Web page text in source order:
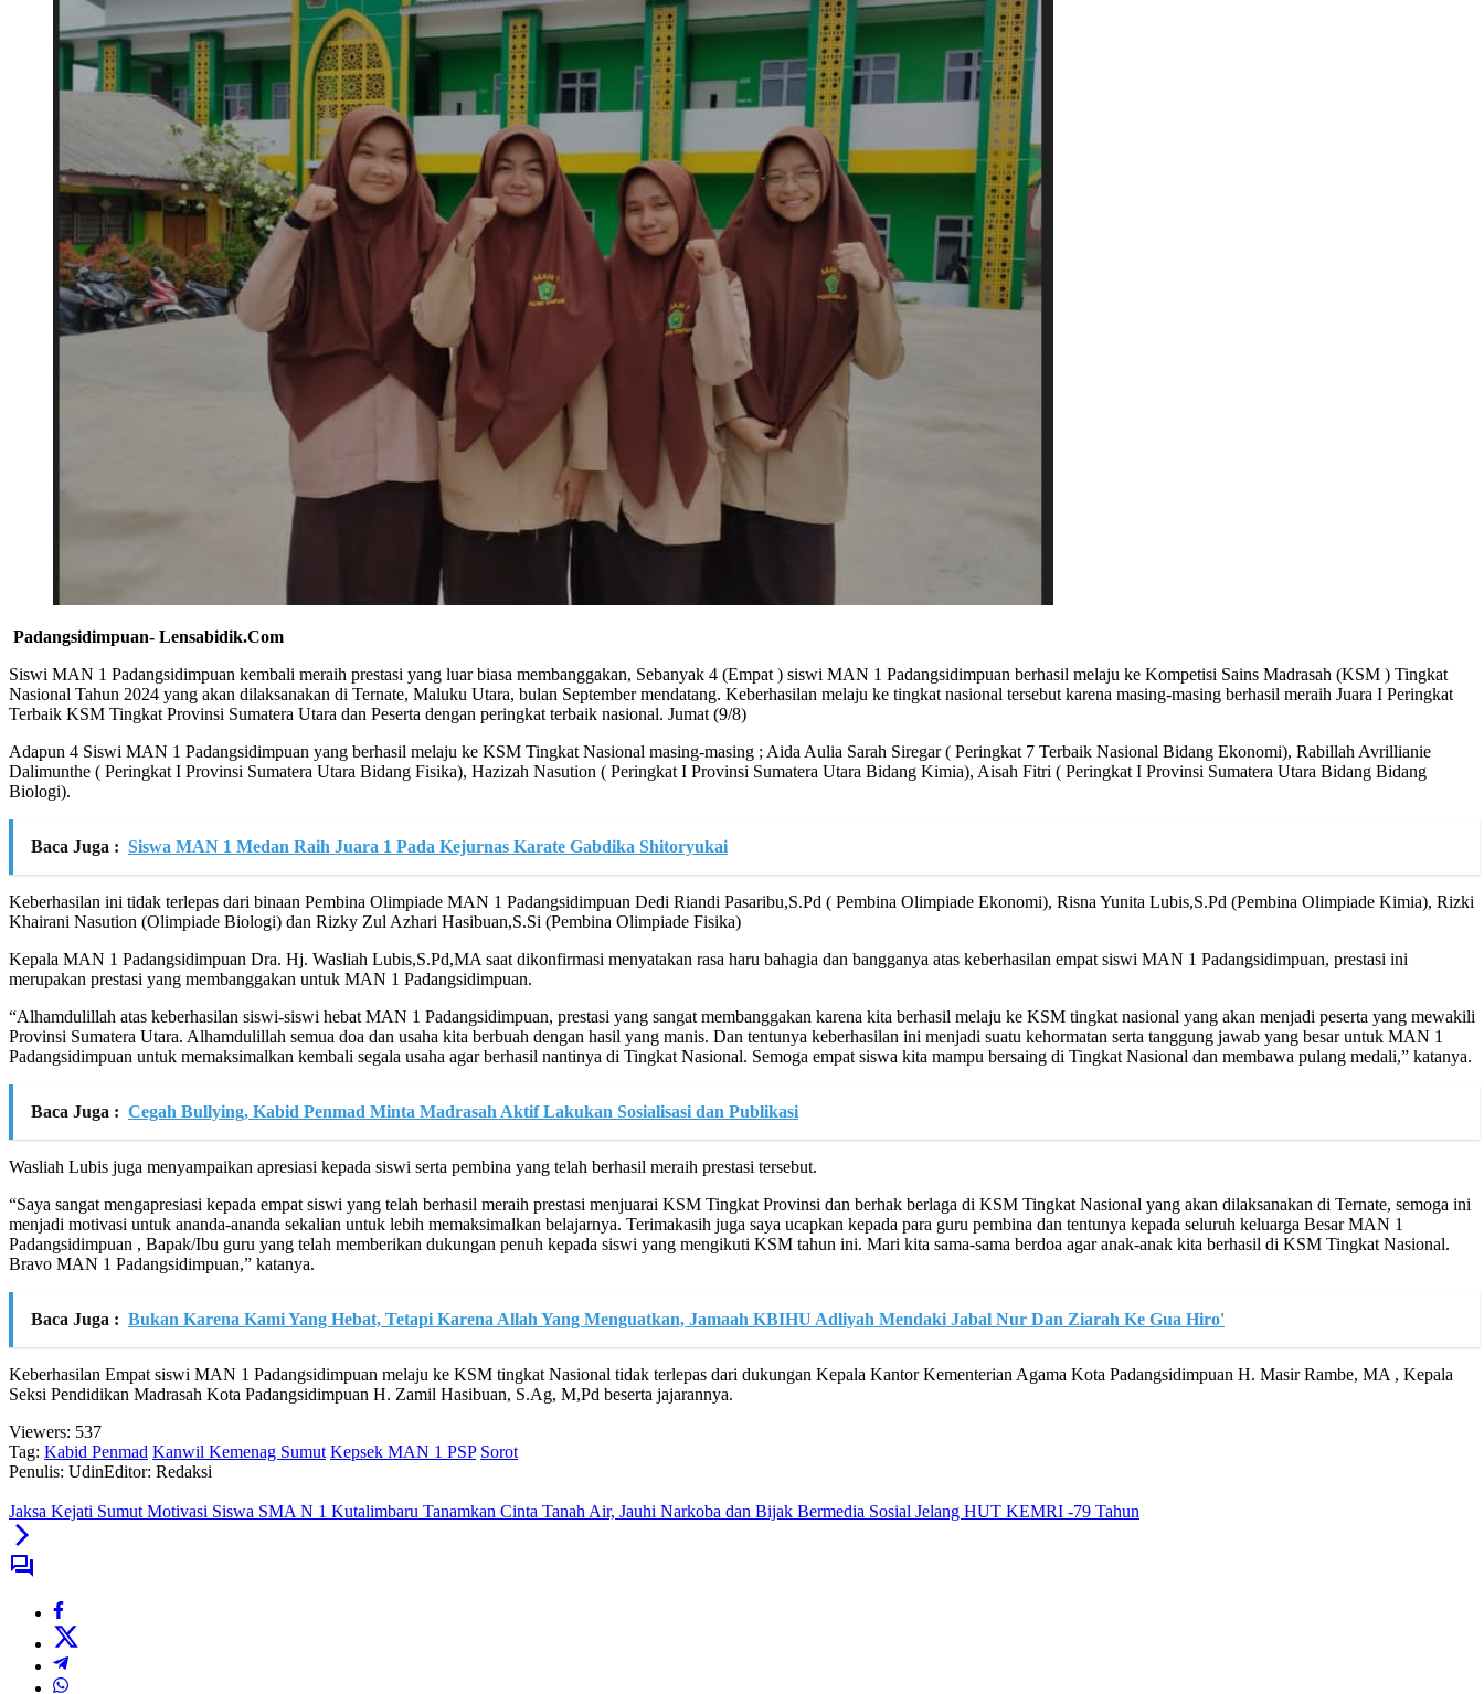
Padangsidimpuan- Lensabidik.Com
Siswi MAN 1 Padangsidimpuan kembali meraih prestasi yang luar biasa membanggakan, Sebanyak 4 (Empat ) siswi MAN 1 Padangsidimpuan berhasil melaju ke Kompetisi Sains Madrasah (KSM ) Tingkat
Nasional Tahun 2024 yang akan dilaksanakan di Ternate, Maluku Utara, bulan September mendatang. Keberhasilan melaju ke tingkat nasional tersebut karena masing-masing berhasil meraih Juara I Peringkat
Terbaik KSM Tingkat Provinsi Sumatera Utara dan Peserta dengan peringkat terbaik nasional. Jumat (9/8)
Adapun 4 Siswi MAN 1 Padangsidimpuan yang berhasil melaju ke KSM Tingkat Nasional masing-masing ; Aida Aulia Sarah Siregar ( Peringkat 7 Terbaik Nasional Bidang Ekonomi), Rabillah Avrillianie
Dalimunthe ( Peringkat I Provinsi Sumatera Utara Bidang Fisika), Hazizah Nasution ( Peringkat I Provinsi Sumatera Utara Bidang Kimia), Aisah Fitri ( Peringkat I Provinsi Sumatera Utara Bidang Bidang
Biologi).
Baca Juga : Siswa MAN 1 Medan Raih Juara 1 Pada Kejurnas Karate Gabdika Shitoryukai
Keberhasilan ini tidak terlepas dari binaan Pembina Olimpiade MAN 1 Padangsidimpuan Dedi Riandi Pasaribu,S.Pd ( Pembina Olimpiade Ekonomi), Risna Yunita Lubis,S.Pd (Pembina Olimpiade Kimia), Rizki
Khairani Nasution (Olimpiade Biologi) dan Rizky Zul Azhari Hasibuan,S.Si (Pembina Olimpiade Fisika)
Kepala MAN 1 Padangsidimpuan Dra. Hj. Wasliah Lubis,S.Pd,MA saat dikonfirmasi menyatakan rasa haru bahagia dan bangganya atas keberhasilan empat siswi MAN 1 Padangsidimpuan, prestasi ini
merupakan prestasi yang membanggakan untuk MAN 1 Padangsidimpuan.
“Alhamdulillah atas keberhasilan siswi-siswi hebat MAN 1 Padangsidimpuan, prestasi yang sangat membanggakan karena kita berhasil melaju ke KSM tingkat nasional yang akan menjadi peserta yang mewakili
Provinsi Sumatera Utara. Alhamdulillah semua doa dan usaha kita berbuah dengan hasil yang manis. Dan tentunya keberhasilan ini menjadi suatu kehormatan serta tanggung jawab yang besar untuk MAN 1
Padangsidimpuan untuk memaksimalkan kembali segala usaha agar berhasil nantinya di Tingkat Nasional. Semoga empat siswa kita mampu bersaing di Tingkat Nasional dan membawa pulang medali,” katanya.
Baca Juga : Cegah Bullying, Kabid Penmad Minta Madrasah Aktif Lakukan Sosialisasi dan Publikasi
Wasliah Lubis juga menyampaikan apresiasi kepada siswi serta pembina yang telah berhasil meraih prestasi tersebut.
“Saya sangat mengapresiasi kepada empat siswi yang telah berhasil meraih prestasi menjuarai KSM Tingkat Provinsi dan berhak berlaga di KSM Tingkat Nasional yang akan dilaksanakan di Ternate, semoga ini
menjadi motivasi untuk ananda-ananda sekalian untuk lebih memaksimalkan belajarnya. Terimakasih juga saya ucapkan kepada para guru pembina dan tentunya kepada seluruh keluarga Besar MAN 1
Padangsidimpuan , Bapak/Ibu guru yang telah memberikan dukungan penuh kepada siswi yang mengikuti KSM tahun ini. Mari kita sama-sama berdoa agar anak-anak kita berhasil di KSM Tingkat Nasional.
Bravo MAN 1 Padangsidimpuan,” katanya.
Baca Juga : Bukan Karena Kami Yang Hebat, Tetapi Karena Allah Yang Menguatkan, Jamaah KBIHU Adliyah Mendaki Jabal Nur Dan Ziarah Ke Gua Hiro'
Keberhasilan Empat siswi MAN 1 Padangsidimpuan melaju ke KSM tingkat Nasional tidak terlepas dari dukungan Kepala Kantor Kementerian Agama Kota Padangsidimpuan H. Masir Rambe, MA , Kepala
Seksi Pendidikan Madrasah Kota Padangsidimpuan H. Zamil Hasibuan, S.Ag, M,Pd beserta jajarannya.
Viewers: 537
Tag: Kabid Penmad Kanwil Kemenag Sumut Kepsek MAN 1 PSP Sorot
Penulis: UdinEditor: Redaksi
Jaksa Kejati Sumut Motivasi Siswa SMA N 1 Kutalimbaru Tanamkan Cinta Tanah Air, Jauhi Narkoba dan Bijak Bermedia Sosial Jelang HUT KEMRI -79 Tahun